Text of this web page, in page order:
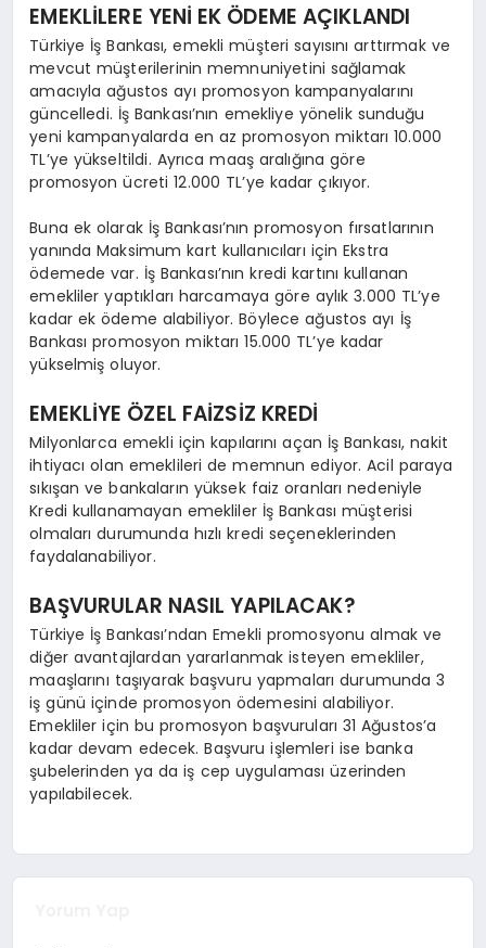
EMEKLİLERE YENİ EK ÖDEME AÇIKLANDI
Türkiye İş Bankası, emekli müşteri sayısını arttırmak ve
mevcut müşterilerinin memnuniyetini sağlamak
amacıyla ağustos ayı promosyon kampanyalarını
güncelledi. İş Bankası’nın emekliye yönelik sunduğu
yeni kampanyalarda en az promosyon miktarı 10.000
TL’ye yükseltildi. Ayrıca maaş aralığına göre
promosyon ücreti 12.000 TL’ye kadar çıkıyor.
Buna ek olarak İş Bankası’nın promosyon fırsatlarının
yanında Maksimum kart kullanıcıları için Ekstra
ödemede var. İş Bankası’nın kredi kartını kullanan
emekliler yaptıkları harcamaya göre aylık 3.000 TL’ye
kadar ek ödeme alabiliyor. Böylece ağustos ayı İş
Bankası promosyon miktarı 15.000 TL’ye kadar
yükselmiş oluyor.
EMEKLİYE ÖZEL FAİZSİZ KREDİ
Milyonlarca emekli için kapılarını açan İş Bankası, nakit
ihtiyacı olan emeklileri de memnun ediyor. Acil paraya
sıkışan ve bankaların yüksek faiz oranları nedeniyle
Kredi kullanamayan emekliler İş Bankası müşterisi
olmaları durumunda hızlı kredi seçeneklerinden
faydalanabiliyor.
BAŞVURULAR NASIL YAPILACAK?
Türkiye İş Bankası’ndan Emekli promosyonu almak ve
diğer avantajlardan yararlanmak isteyen emekliler,
maaşlarını taşıyarak başvuru yapmaları durumunda 3
iş günü içinde promosyon ödemesini alabiliyor.
Emekliler için bu promosyon başvuruları 31 Ağustos’a
kadar devam edecek. Başvuru işlemleri ise banka
şubelerinden ya da iş cep uygulaması üzerinden
yapılabilecek.